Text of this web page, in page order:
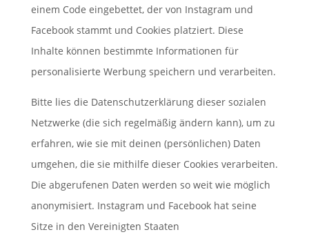
einem Code eingebettet, der von Instagram und
Facebook stammt und Cookies platziert. Diese
Inhalte können bestimmte Informationen für
personalisierte Werbung speichern und verarbeiten.
Bitte lies die Datenschutzerklärung dieser sozialen
Netzwerke (die sich regelmäßig ändern kann), um zu
erfahren, wie sie mit deinen (persönlichen) Daten
umgehen, die sie mithilfe dieser Cookies verarbeiten.
Die abgerufenen Daten werden so weit wie möglich
anonymisiert. Instagram und Facebook hat seine
Sitze in den Vereinigten Staaten